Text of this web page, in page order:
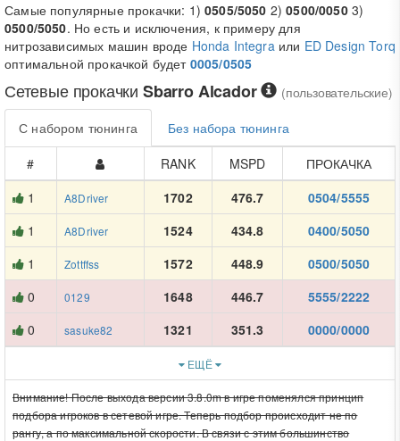
Самые популярные прокачки: 1)0505/5050 2)0500/00503)
0500/5050. Но есть и исключения, к примеру для
нитрозависимых машин вроде Honda Integraили ED Design Torq
оптимальной прокачкой будет 0005/0505
Сетевые прокачки Sbarro Alcador (пользовательские)
С набором тюнинга
Без набора тюнинга
#
RANK MSPD
ПРОКАЧКА
1
A8Driver 1702 476.7
0504/5555
1
A8Driver 1524 434.8
0400/5050
1
Zottffss 1572 448.9
0500/5050
0
0129 1648 446.7
5555/2222
0
sasuke82 1321 351.3 0000/0000
ЕЩЁ
Внимание! После выхода версии 3.8.0m в игре поменялся принцип
подбора игроков в сетевой игре. Теперь подбор происходит не по
рангу, а по максимальной скорости. В связи с этим большинство